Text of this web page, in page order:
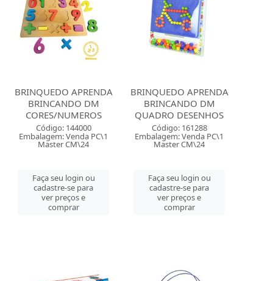
BRINQUEDO APRENDA
BRINCANDO DM
CORES/NUMEROS
Código: 144000
Embalagem: Venda PC\1
Master CM\24
Faça seu login ou
cadastre-se para
ver preços e
comprar
BRINQUEDO APRENDA
BRINCANDO DM
QUADRO DESENHOS
Código: 161288
Embalagem: Venda PC\1
Master CM\24
Faça seu login ou
cadastre-se para
ver preços e
comprar